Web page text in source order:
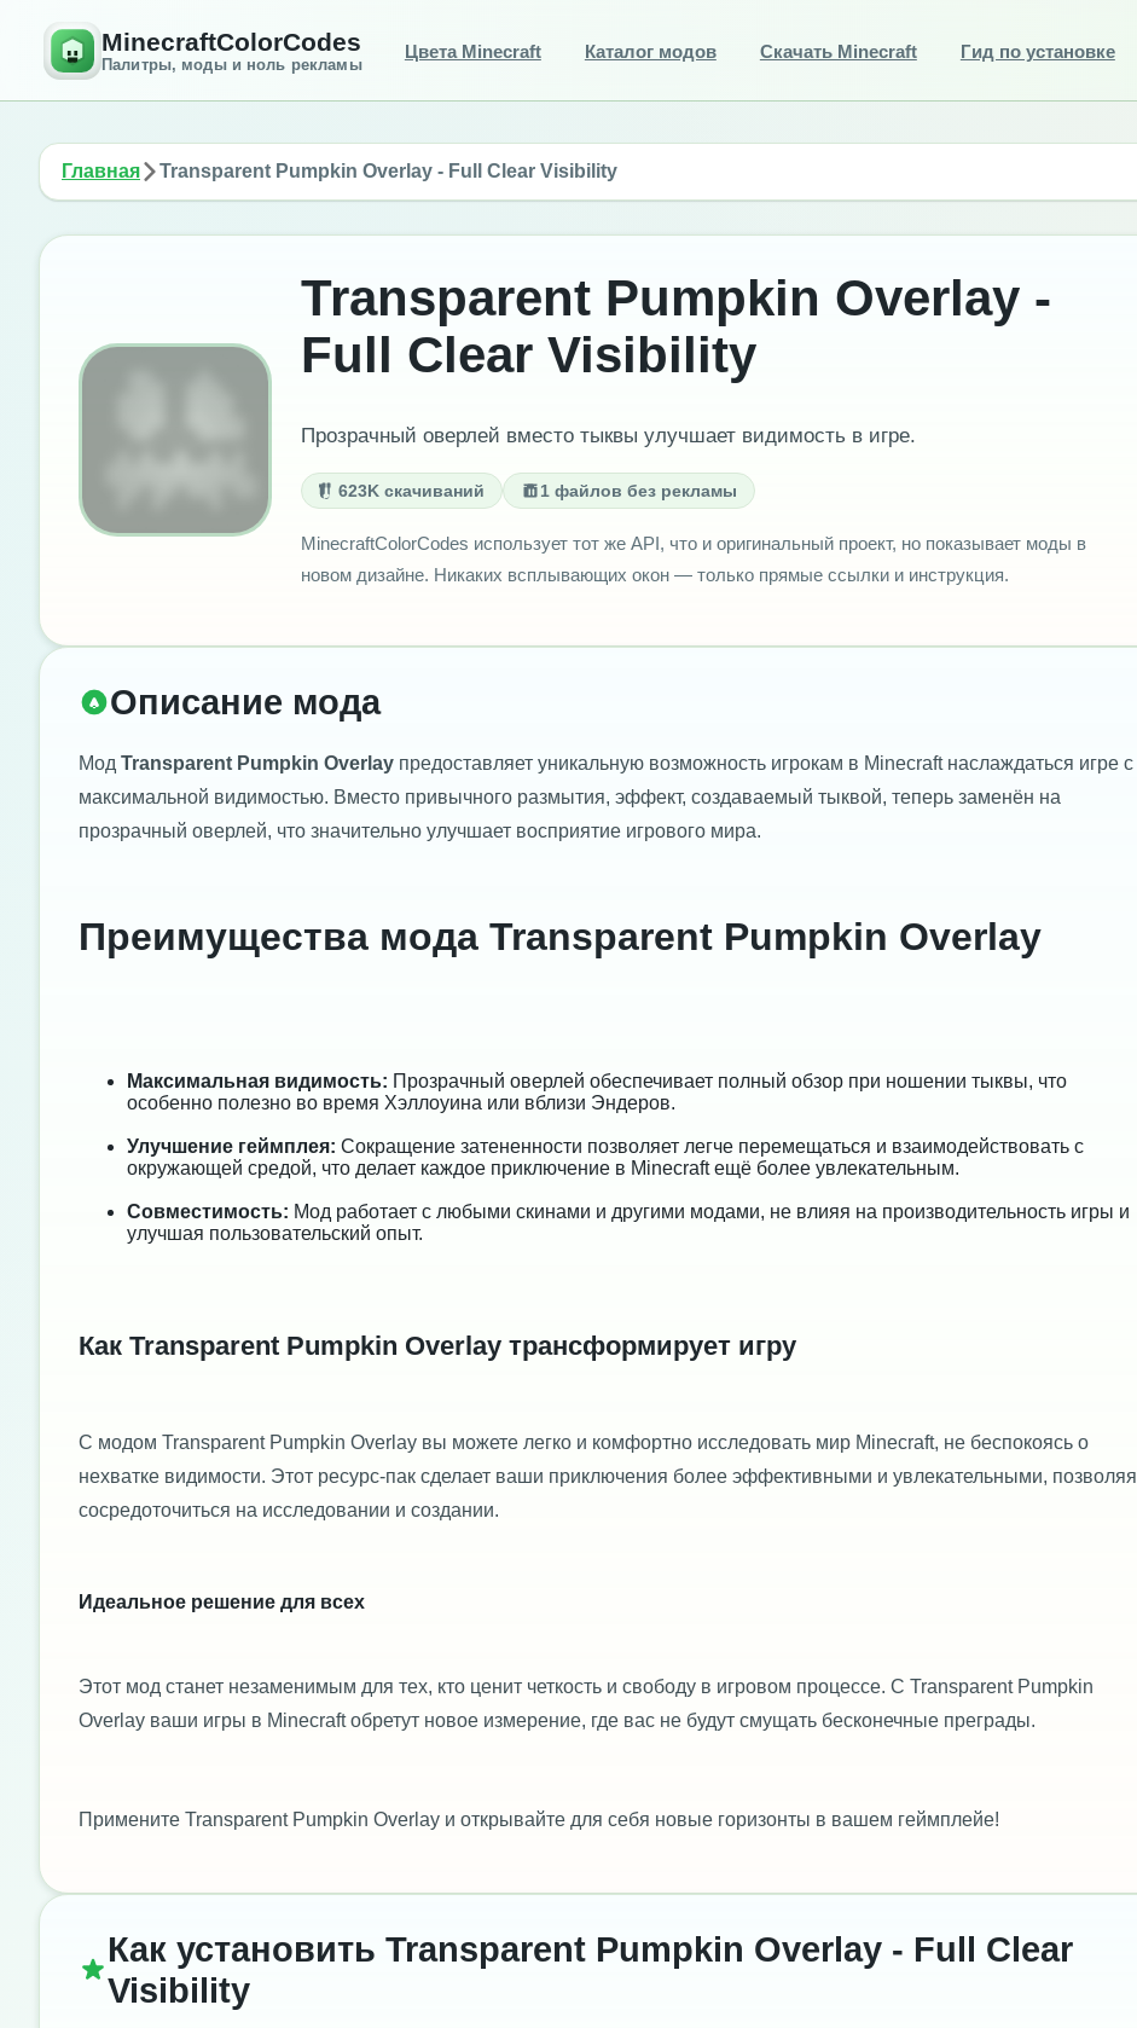
MinecraftColorCodes
Палитры, моды и ноль рекламы
Цвета Minecraft Каталог модов Скачать Minecraft Гид по установке
Главная Transparent Pumpkin Overlay - Full Clear Visibility
Transparent Pumpkin Overlay -
Full Clear Visibility
Прозрачный оверлей вместо тыквы улучшает видимость в игре.
623K скачиваний 1 файлов без рекламы
MinecraftColorCodes использует тот же API, что и оригинальный проект, но показывает моды в
новом дизайне. Никаких всплывающих окон — только прямые ссылки и инструкция.
Описание мода
Мод Transparent Pumpkin Overlay предоставляет уникальную возможность игрокам в Minecraft наслаждаться игре с
максимальной видимостью. Вместо привычного размытия, эффект, создаваемый тыквой, теперь заменён на
прозрачный оверлей, что значительно улучшает восприятие игрового мира.
Преимущества мода Transparent Pumpkin Overlay
Максимальная видимость: Прозрачный оверлей обеспечивает полный обзор при ношении тыквы, что
особенно полезно во время Хэллоуина или вблизи Эндеров.
Улучшение геймплея: Сокращение затененности позволяет легче перемещаться и взаимодействовать с
окружающей средой, что делает каждое приключение в Minecraft ещё более увлекательным.
Совместимость: Мод работает с любыми скинами и другими модами, не влияя на производительность игры и
улучшая пользовательский опыт.
Как Transparent Pumpkin Overlay трансформирует игру
С модом Transparent Pumpkin Overlay вы можете легко и комфортно исследовать мир Minecraft, не беспокоясь о
нехватке видимости. Этот ресурс-пак сделает ваши приключения более эффективными и увлекательными, позволяя
сосредоточиться на исследовании и создании.
Идеальное решение для всех
Этот мод станет незаменимым для тех, кто ценит четкость и свободу в игровом процессе. С Transparent Pumpkin
Overlay ваши игры в Minecraft обретут новое измерение, где вас не будут смущать бесконечные преграды.
Примените Transparent Pumpkin Overlay и открывайте для себя новые горизонты в вашем геймплейе!
Как установить Transparent Pumpkin Overlay - Full Clear
Visibility